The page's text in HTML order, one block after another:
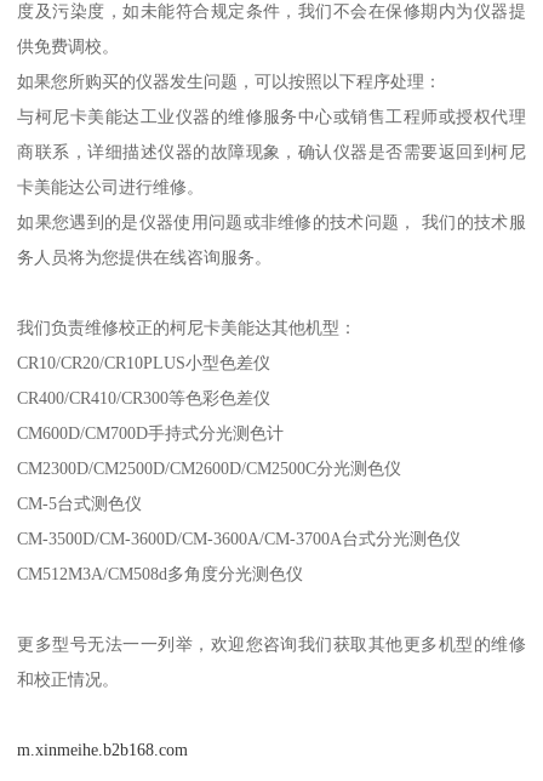
度及污染度，如未能符合规定条件，我们不会在保修期内为仪器提
供免费调校。
如果您所购买的仪器发生问题，可以按照以下程序处理：
与柯尼卡美能达工业仪器的维修服务中心或销售工程师或授权代理
商联系，详细描述仪器的故障现象，确认仪器是否需要返回到柯尼
卡美能达公司进行维修。
如果您遇到的是仪器使用问题或非维修的技术问题， 我们的技术服
务人员将为您提供在线咨询服务。
我们负责维修校正的柯尼卡美能达其他机型：
CR10/CR20/CR10PLUS小型色差仪
CR400/CR410/CR300等色彩色差仪
CM600D/CM700D手持式分光测色计
CM2300D/CM2500D/CM2600D/CM2500C分光测色仪
CM-5台式测色仪
CM-3500D/CM-3600D/CM-3600A/CM-3700A台式分光测色仪
CM512M3A/CM508d多角度分光测色仪
更多型号无法一一列举，欢迎您咨询我们获取其他更多机型的维修
和校正情况。
m.xinmeihe.b2b168.com